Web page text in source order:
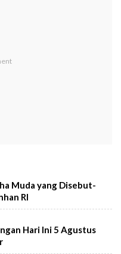
Muda yang Disebut-
RI
Hari Ini 5 Agustus